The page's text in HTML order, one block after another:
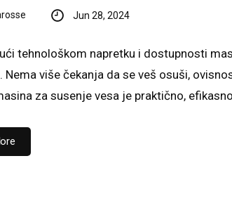
Jun 28, 2024
tehnološkom napretku i dostupnosti
Nema više čekanja da se veš osuši,
za susenje vesa je praktično,